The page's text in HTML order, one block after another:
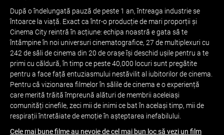
După o îndelungată pauză de peste 1 an, întreaga industrie se
întoarce la viață. Exact ca într-o producție de mari proporții și
Cinema City reintră în acțiune: echipa noastră e gata să te
întâmpine în noi universuri cinematografice, 27 de multiplexuri cu
242 de săli de cinema din 20 de orașe își deschid ușile pentru a te
primi cu căldură, în timp ce peste 40,000 locuri sunt pregătite
pentru a face față entuziasmului nestăvilit al iubitorilor de cinema.
Pentru că vizionarea filmelor în sălile de cinema e o experiență
care merită trăită împreună alături de membrii aceleiași
comunități cinefile, zeci mii de inimi ce bat în același timp, mii de
respirații întretăiate de emoție în așteptarea inefabilului.
Cele mai bune filme au nevoie de cel mai bun loc să vezi un film